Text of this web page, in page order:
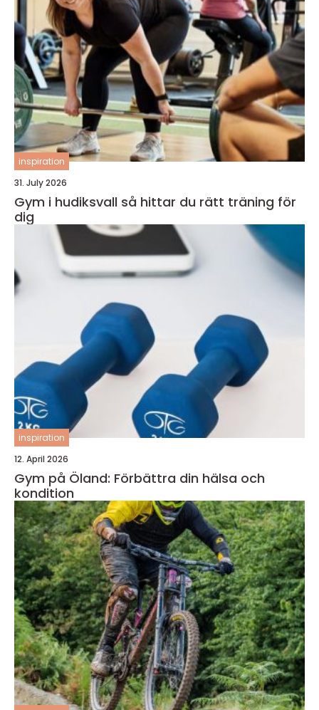
inspiration
31. July 2026
Gym i hudiksvall så hittar du rätt träning för
dig
inspiration
12. April 2026
Gym på Öland: Förbättra din hälsa och
kondition